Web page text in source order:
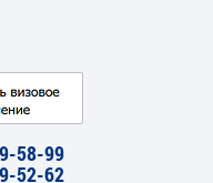
58-99
52-62